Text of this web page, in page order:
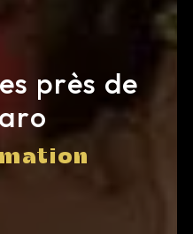
près de